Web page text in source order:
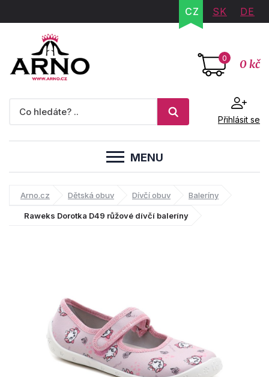
CZ SK DE
0 0 kč
Přihlásit se
MENU
Arno.cz Dětská obuv Dívčí obuv Baleríny
Raweks Dorotka D49 růžové dívčí baleríny